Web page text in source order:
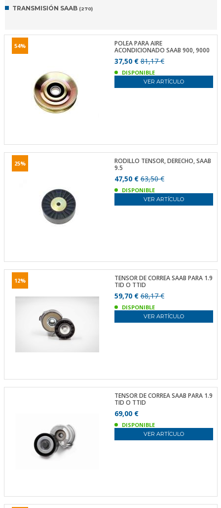
TRANSMISIÓN SAAB (270)
54%
POLEA PARA AIRE
ACONDICIONADO SAAB 900, 9000
37,50 €81,17 €
DISPONIBLE
VER ARTÍCULO
25%
RODILLO TENSOR, DERECHO, SAAB
9.5
47,50 €63,50 €
DISPONIBLE
VER ARTÍCULO
12%
TENSOR DE CORREA SAAB PARA 1.9
TID O TTID
59,70 €68,17 €
DISPONIBLE
VER ARTÍCULO
TENSOR DE CORREA SAAB PARA 1.9
TID O TTID
69,00 €
DISPONIBLE
VER ARTÍCULO